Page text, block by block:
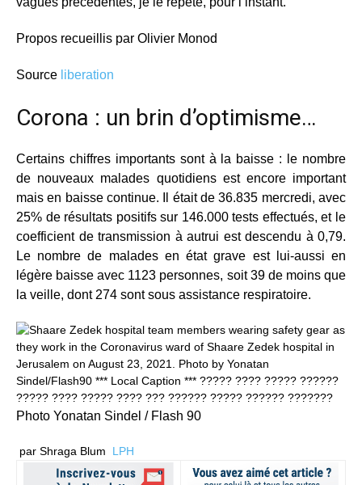
Propos recueillis par Olivier Monod
Source liberation
Corona : un brin d’optimisme…
Certains chiffres importants sont à la baisse : le nombre
de nouveaux malades quotidiens est encore important
mais en baisse continue. Il était de 36.835 mercredi, avec
25% de résultats positifs sur 146.000 tests effectués, et le
coefficient de transmission à autrui est descendu à 0,79.
Le nombre de malades en état grave est lui-aussi en
légère baisse avec 1123 personnes, soit 39 de moins que
la veille, dont 274 sont sous assistance respiratoire.
Photo Yonatan Sindel / Flash 90
par Shraga Blum LPH